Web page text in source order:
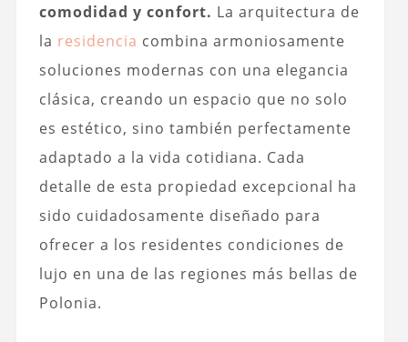
comodidad y confort. La arquitectura de
la residencia combina armoniosamente
soluciones modernas con una elegancia
clásica, creando un espacio que no solo
es estético, sino también perfectamente
adaptado a la vida cotidiana. Cada
detalle de esta propiedad excepcional ha
sido cuidadosamente diseñado para
ofrecer a los residentes condiciones de
lujo en una de las regiones más bellas de
Polonia.